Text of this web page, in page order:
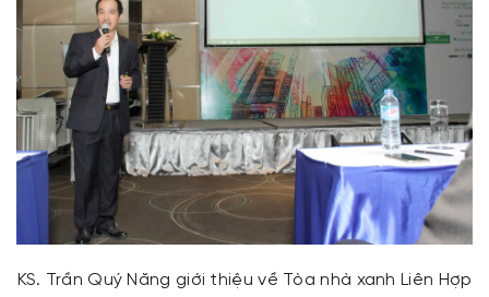
KS. Trần Quý Năng giới thiệu về Tòa nhà xanh Liên Hợp